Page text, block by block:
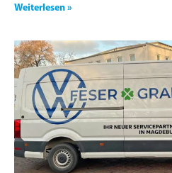
Weiterlesen »